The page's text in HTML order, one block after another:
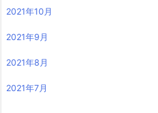
2021年10月
2021年9月
2021年8月
2021年7月